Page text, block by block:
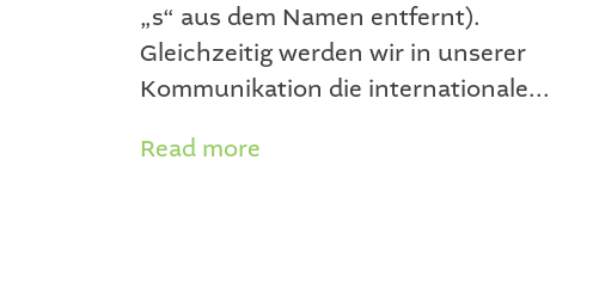
„s“ aus dem Namen entfernt).
Gleichzeitig werden wir in unserer
Kommunikation die internationale...
Read more